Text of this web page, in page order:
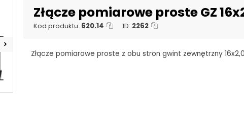
+48 669 834 274
+48 731 349 406
Złącze pomiarowe proste GZ
Kod produktu: 620.14 ID: 2262
Złącze pomiarowe proste z obu stron gwint zewnętrzny